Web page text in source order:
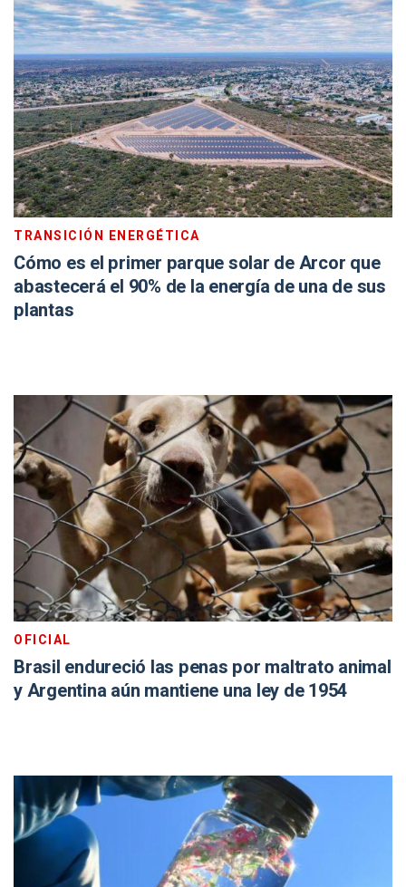
TRANSICIÓN ENERGÉTICA
Cómo es el primer parque solar de Arcor que
abastecerá el 90% de la energía de una de sus
plantas
OFICIAL
Brasil endureció las penas por maltrato animal
y Argentina aún mantiene una ley de 1954